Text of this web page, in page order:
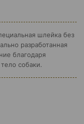
шлейка без
разработанная
благодаря
собаки.